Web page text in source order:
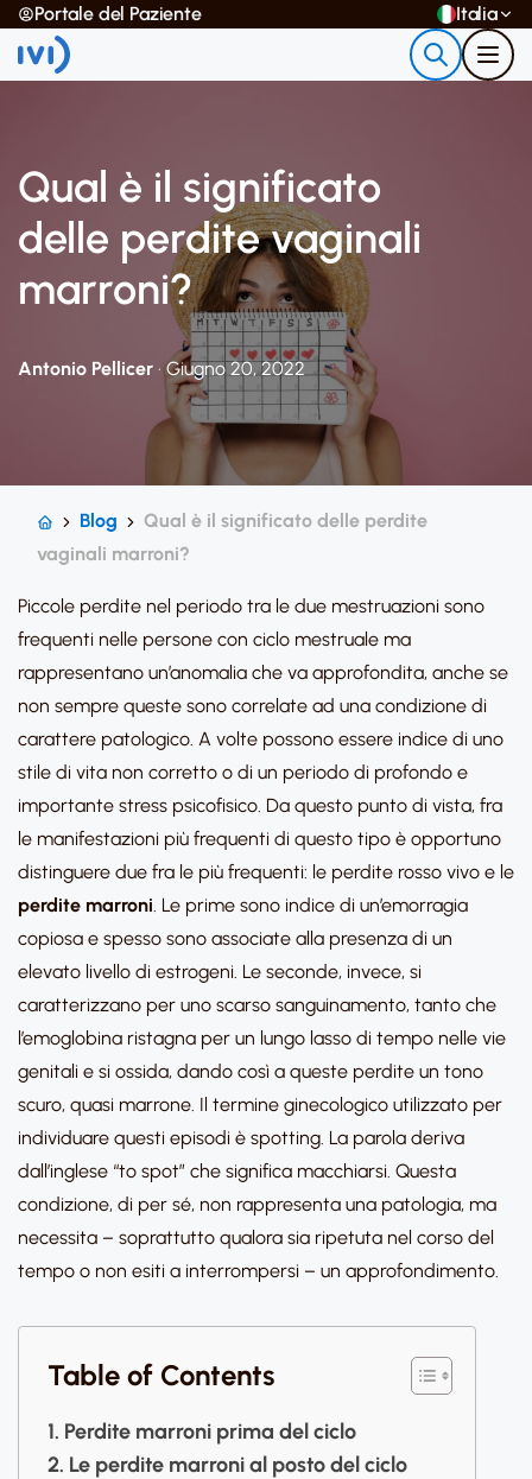
Portale del Paziente Italia
Qual è il significato
delle perdite vaginali
marroni?
Antonio Pellicer · Giugno 20, 2022
Blog
Qual è il significato delle perdite
vaginali marroni?
Piccole perdite nel periodo tra le due mestruazioni sono
frequenti nelle persone con ciclo mestruale ma
rappresentano un’anomalia che va approfondita, anche se
non sempre queste sono correlate ad una condizione di
carattere patologico. A volte possono essere indice di uno
stile di vita non corretto o di un periodo di profondo e
importante stress psicofisico. Da questo punto di vista, fra
le manifestazioni più frequenti di questo tipo è opportuno
distinguere due fra le più frequenti: le perdite rosso vivo e le
perdite marroni. Le prime sono indice di un’emorragia
copiosa e spesso sono associate alla presenza di un
elevato livello di estrogeni. Le seconde, invece, si
caratterizzano per uno scarso sanguinamento, tanto che
l’emoglobina ristagna per un lungo lasso di tempo nelle vie
genitali e si ossida, dando così a queste perdite un tono
scuro, quasi marrone. Il termine ginecologico utilizzato per
individuare questi episodi è spotting. La parola deriva
dall’inglese “to spot” che significa macchiarsi. Questa
condizione, di per sé, non rappresenta una patologia, ma
necessita – soprattutto qualora sia ripetuta nel corso del
tempo o non esiti a interrompersi – un approfondimento.
Table of Contents
Perdite marroni prima del ciclo
Le perdite marroni al posto del ciclo